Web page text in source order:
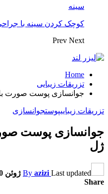
سینه
کوچک کردن سینه با
Prev Next
Home
تزریقات زیبایی
جوانسازی پوست صورت
تزریقات زیباییپوستجوانسازی
جوانسازی پوست
ژل
By azizi Last updated
ژوئن 30, 2018
Share